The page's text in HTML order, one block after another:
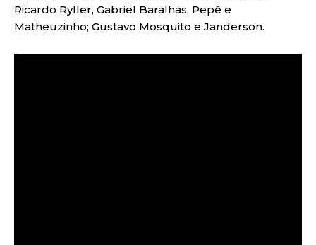
Ricardo Ryller, Gabriel Baralhas, Pepê e
Matheuzinho; Gustavo Mosquito e Janderson.